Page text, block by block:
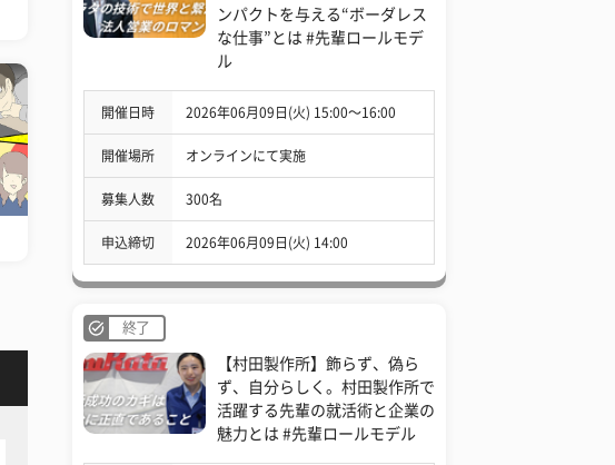
ンパクトを与える“ボーダレス
な仕事”とは #先輩ロールモデ
ル
開催日時 2026年06月09日(火) 15:00〜16:00
開催場所 オンラインにて実施
募集人数 300名
申込締切 2026年06月09日(火) 14:00
終了
【村田製作所】飾らず、偽ら
ず、自分らしく。村田製作所で
活躍する先輩の就活術と企業の
魅力とは #先輩ロールモデル